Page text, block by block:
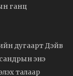
ганц
дугаарт Дэйв
энэ
талаар